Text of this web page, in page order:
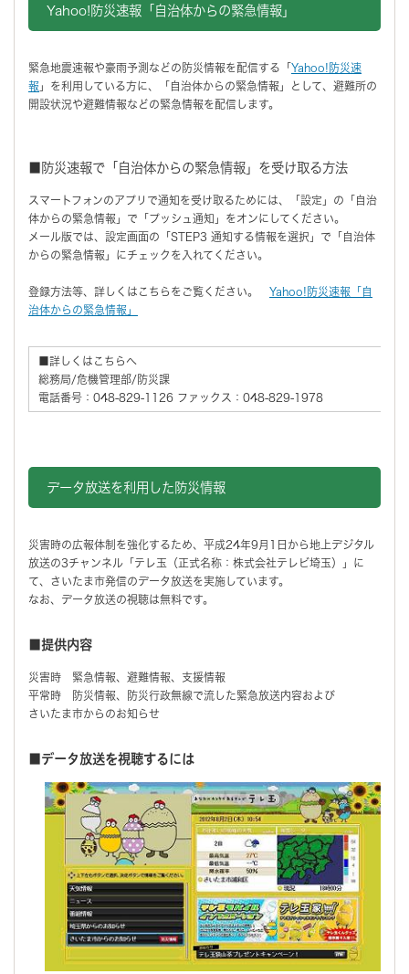
Yahoo!防災速報「自治体からの緊急情報」
緊急地震速報や豪雨予測などの防災情報を配信する「 Yahoo!防災速
報 」を利用している方に、「自治体からの緊急情報」として、避難所の
開設状況や避難情報などの緊急情報を配信します。
■防災速報で「自治体からの緊急情報」を受け取る方法
スマートフォンのアプリで通知を受け取るためには、「設定」の「自治
体からの緊急情報」で「プッシュ通知」をオンにしてください。
メール版では、設定画面の「STEP3 通知する情報を選択」で「自治体
からの緊急情報」にチェックを入れてください。
登録方法等、詳しくはこちらをご覧ください。 Yahoo!防災速報「自
治体からの緊急情報」
■詳しくはこちらへ
総務局/危機管理部/防災課
電話番号：048-829-1126 ファックス：048-829-1978
データ放送を利用した防災情報
災害時の広報体制を強化するため、平成24年9月1日から地上デジタル
放送の3チャンネル「テレ玉（正式名称：株式会社テレビ埼玉）」に
て、さいたま市発信のデータ放送を実施しています。
なお、データ放送の視聴は無料です。
■提供内容
災害時 緊急情報、避難情報、支援情報
平常時 防災情報、防災行政無線で流した緊急放送内容および
さいたま市からのお知らせ
■データ放送を視聴するには